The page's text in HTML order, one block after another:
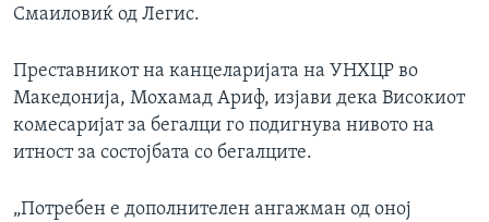
Смаиловиќ од Легис.
Преставникот на канцеларијата на УНХЦР во
Македонија, Мохамад Ариф, изјави дека Високиот
комесаријат за бегалци го подигнува нивото на
итност за состојбата со бегалците.
„Потребен е дополнителен ангажман од оној